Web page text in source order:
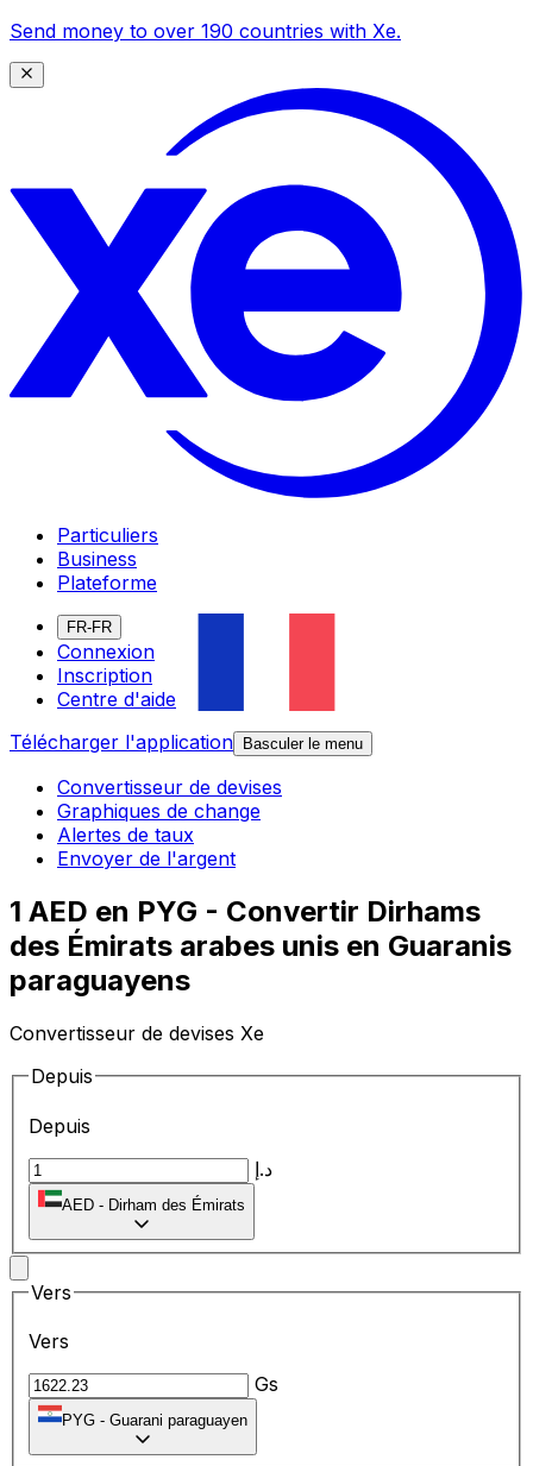
Send money to over 190 countries with Xe.
Particuliers
Business
Plateforme
FR-FR
Connexion
Inscription
Centre d'aide
Télécharger l'application
Basculer le menu
Convertisseur de devises
Graphiques de change
Alertes de taux
Envoyer de l'argent
1 AED en PYG - Convertir Dirhams
des Émirats arabes unis en Guaranis
paraguayens
Convertisseur de devises Xe
Depuis
Depuis
د.إ
AED - Dirham des Émirats
Vers
Vers
Gs
PYG - Guarani paraguayen